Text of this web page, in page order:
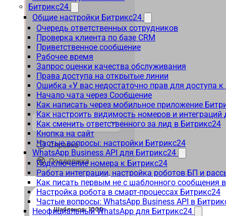
Битрикс24
Общие настройки Битрикс24
Очередь ответственных сотрудников
Проверка клиента по базе CRM
Приветственное сообщение
Рабочее время
Запрос оценки качества обслуживания
Права доступа на открытые линии
Ошибка «У вас недостаточно прав для доступа
Начало чата через Сообщение
Как написать через мобильное приложение
Как настроить видимость номеров и
Как сменить ответственного за лид в Битрикс24
Кнопка на сайт
Частые вопросы: настройки Битрикс24
WhatsApp Business API для Битрикс24
Подключение номера к Битрикс24
Работа интеграции, настройка роботов БП и
Как писать первым не с шаблонного сообщения
Настройка робота в смарт-процессах Битрикс24
Частые вопросы: WhatsApp Business API в
Неофициальный WhatsApp для Битрикс24